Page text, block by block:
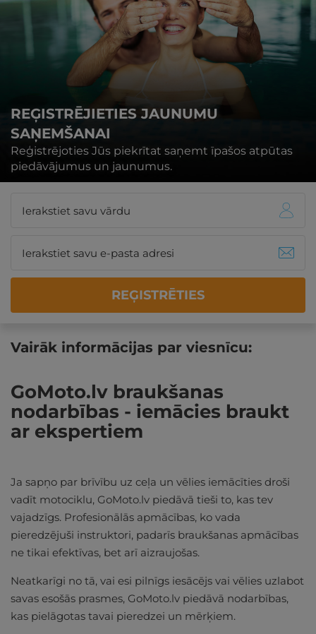
REĢISTRĒJIETIES JAUNUMU
SAŅEMŠANAI
Reģistrējoties Jūs piekrītat saņemt īpašos atpūtas
piedāvājumus un jaunumus.
REĢISTRĒTIES
Vairāk informācijas par viesnīcu:
GoMoto.lv braukšanas
nodarbības - iemācies braukt
ar ekspertiem
Ja sapņo par brīvību uz ceļa un vēlies iemācīties droši
vadīt motociklu, GoMoto.lv piedāvā tieši to, kas tev
vajadzīgs. Profesionālās apmācības, ko vada
pieredzējuši instruktori, padarīs braukšanas apmācības
ne tikai efektīvas, bet arī aizraujošas.
Neatkarīgi no tā, vai esi pilnīgs iesācējs vai vēlies uzlabot
savas esošās prasmes, GoMoto.lv piedāvā nodarbības,
kas pielāgotas tavai pieredzei un mērķiem.